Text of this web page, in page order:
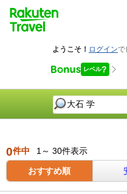
0件中 1～ 30件表示
おすすめ順